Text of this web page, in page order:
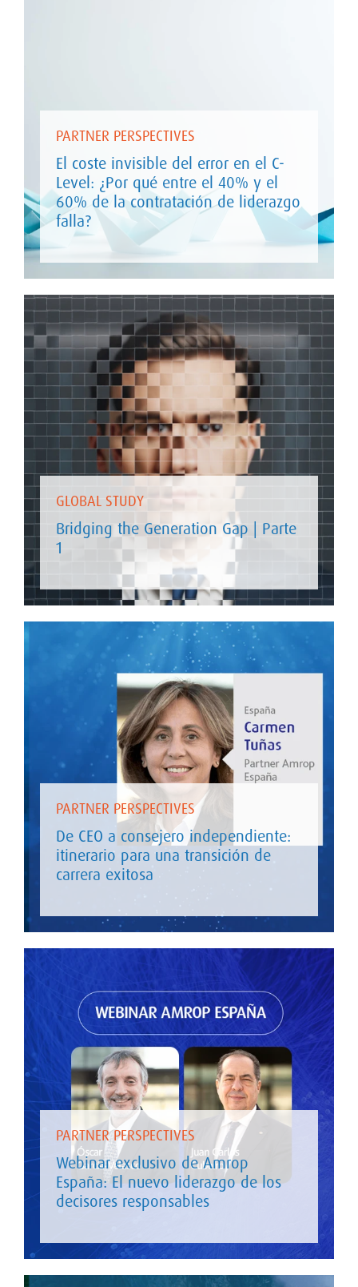
PARTNER PERSPECTIVES
El coste invisible del error en el C-
Level: ¿Por qué entre el 40% y el
60% de la contratación de liderazgo
falla?
GLOBAL STUDY
Bridging the Generation Gap | Parte
1
PARTNER PERSPECTIVES
De CEO a consejero independiente:
itinerario para una transición de
carrera exitosa
PARTNER PERSPECTIVES
Webinar exclusivo de Amrop
España: El nuevo liderazgo de los
decisores responsables